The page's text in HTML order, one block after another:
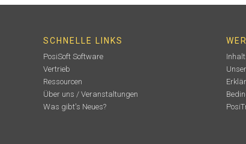
SCHNELLE LINKS
PosiSoft Software
Vertrieb
Ressourcen
Über uns / Veranstaltungen
Was gibt's Neues?